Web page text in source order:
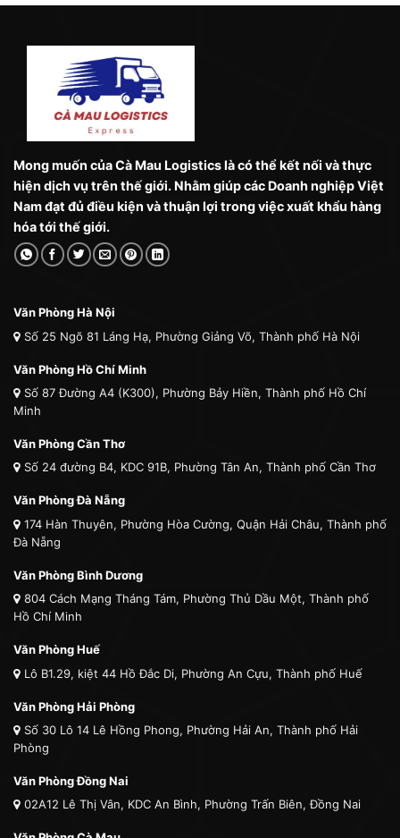
Mong muốn của Cà Mau Logistics là có thể kết nối và thực
hiện dịch vụ trên thế giới. Nhằm giúp các Doanh nghiệp Việt
Nam đạt đủ điều kiện và thuận lợi trong việc xuất khẩu hàng
hóa tới thế giới.
Văn Phòng Hà Nội
Số 25 Ngõ 81 Láng Hạ, Phường Giảng Võ, Thành phố Hà Nội
Văn Phòng Hồ Chí Minh
Số 87 Đường A4 (K300), Phường Bảy Hiền, Thành phố Hồ Chí
Minh
Văn Phòng Cần Thơ
Số 24 đường B4, KDC 91B, Phường Tân An, Thành phố Cần Thơ
Văn Phòng Đà Nẵng
174 Hàn Thuyên, Phường Hòa Cường, Quận Hải Châu, Thành phố
Đà Nẵng
Văn Phòng Bình Dương
804 Cách Mạng Tháng Tám, Phường Thủ Dầu Một, Thành phố
Hồ Chí Minh
Văn Phòng Huế
Lô B1.29, kiệt 44 Hồ Đắc Di, Phường An Cựu, Thành phố Huế
Văn Phòng Hải Phòng
Số 30 Lô 14 Lê Hồng Phong, Phường Hải An, Thành phố Hải
Phòng
Văn Phòng Đồng Nai
02A12 Lê Thị Vân, KDC An Bình, Phường Trấn Biên, Đồng Nai